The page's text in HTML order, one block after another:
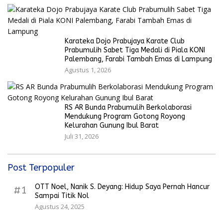
Karateka Dojo Prabujaya Karate Club
Prabumulih Sabet Tiga Medali di Piala KONI
Palembang, Farabi Tambah Emas di Lampung
Agustus 1, 2026
RS AR Bunda Prabumulih Berkolaborasi
Mendukung Program Gotong Royong
Kelurahan Gunung Ibul Barat
Juli 31, 2026
Post Terpopuler
#1
OTT Noel, Nanik S. Deyang: Hidup Saya Pernah Hancur
Sampai Titik Nol
Agustus 24, 2025